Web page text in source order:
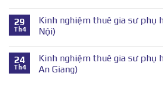
29
Th4
Kinh nghiệm thuê gia sư phụ
Nội)
24
Th4
Kinh nghiệm thuê gia sư phụ
An Giang)